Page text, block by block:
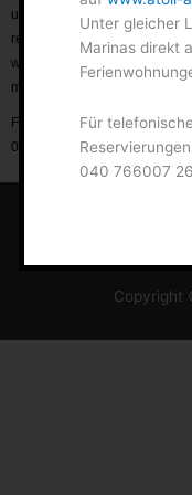
unterschiedlicher Größe
renovierten atoll apartments
werden. Unter gleicher
mit seinen sechs
Für telefonische Auskünfte
040 766007 260.
Copyright
Unter gleicher
Marinas direkt
Für
040 766007